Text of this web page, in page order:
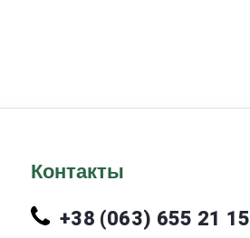
Контакты
+38 (063) 655 21 15